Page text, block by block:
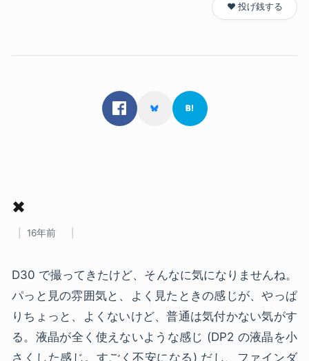
❤️ 投げ銭する
✖
16年前
D30 で撮ってきたけど、そんなに気になりませんね。
パっと見の雰囲気と、よく見たときの感じが、やっぱ
りちょっと、よくないけど、普通は気付かない気がす
る。液晶が全く使えないような感じ (DP2 の液晶を小
さくした感じ。すごく不安になる) だし、ファインダ